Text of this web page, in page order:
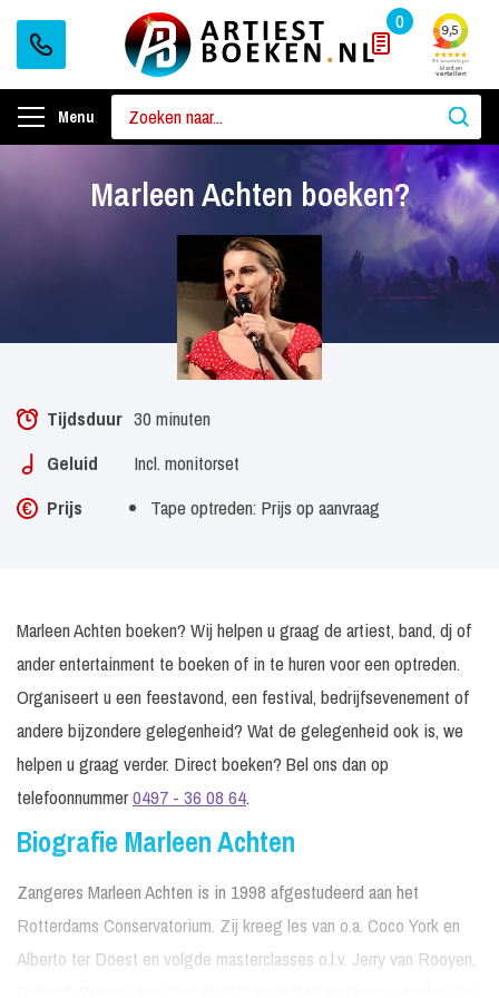
0
Menu
Marleen Achten boeken?
Tijdsduur 30 minuten
Geluid
Incl. monitorset
Prijs
Tape optreden: Prijs op aanvraag
Marleen Achten boeken? Wij helpen u graag de artiest, band, dj of
ander entertainment te boeken of in te huren voor een optreden.
Organiseert u een feestavond, een festival, bedrijfsevenement of
andere bijzondere gelegenheid? Wat de gelegenheid ook is, we
helpen u graag verder. Direct boeken? Bel ons dan op
telefoonnummer0497 - 36 08 64.
Biografie Marleen Achten
Zangeres Marleen Achten is in 1998 afgestudeerd aan het
Rotterdams Conservatorium. Zij kreeg les van o.a. Coco York en
Alberto ter Doest en volgde masterclasses o.l.v. Jerry van Rooyen,